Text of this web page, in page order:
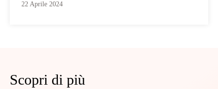
22 Aprile 2024
Scopri di più